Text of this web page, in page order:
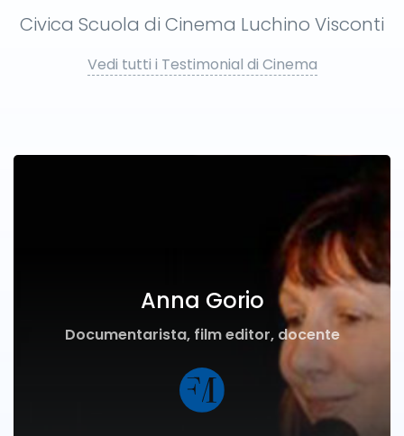
Civica Scuola di Cinema Luchino Visconti
Vedi tutti i Testimonial di Cinema
Anna Gorio
Documentarista, film editor, docente